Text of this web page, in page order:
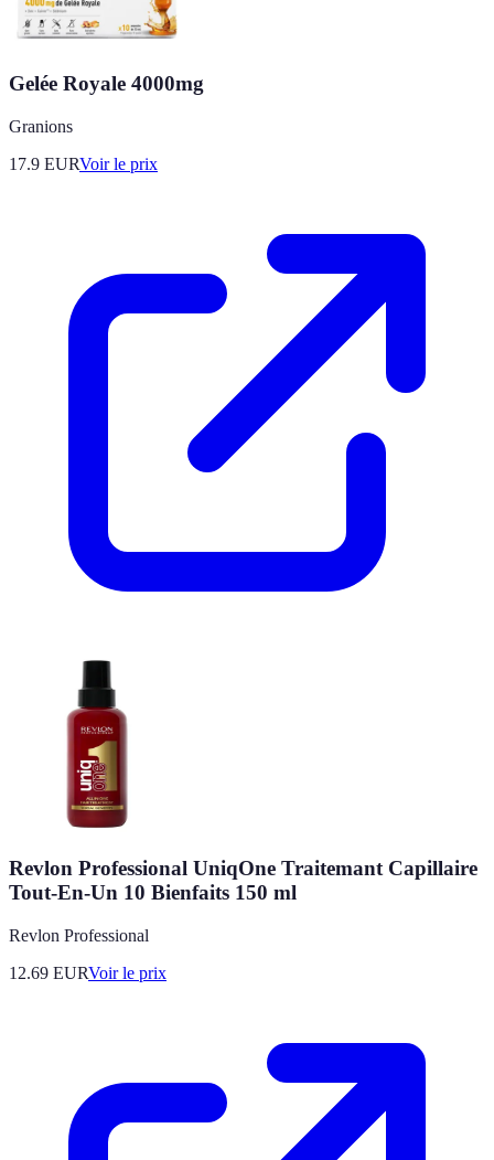
Gelée Royale 4000mg
Granions
17.9 EURVoir le prix
Revlon Professional UniqOne Traitemant Capillaire
Tout-En-Un 10 Bienfaits 150 ml
Revlon Professional
12.69 EURVoir le prix